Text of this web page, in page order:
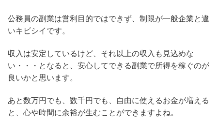
公務員の副業は営利目的ではできず、制限が一般企業と違
いキビシイです。
収入は安定しているけど、それ以上の収入も見込めな
い・・・となると、安心してできる副業で所得を稼ぐのが
良いかと思います。
あと数万円でも、数千円でも、自由に使えるお金が増える
と、心や時間に余裕が生むことができますよね。